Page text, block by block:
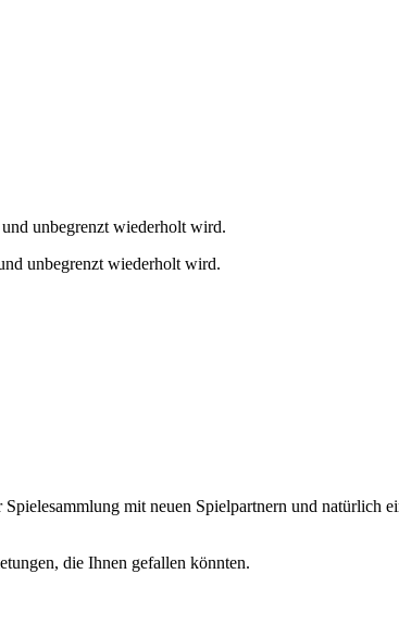
unbegrenzt wiederholt wird.
unbegrenzt wiederholt wird.
mit neuen Spielpartnern und natürlich
die Ihnen gefallen könnten.